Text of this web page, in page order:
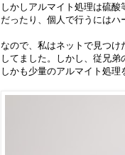
しかしアルマイト処理は硫
だったり、個人で行うにはハ
なので、私はネットで見つ
してました。しかし、従兄弟
しかも少量のアルマイト処理